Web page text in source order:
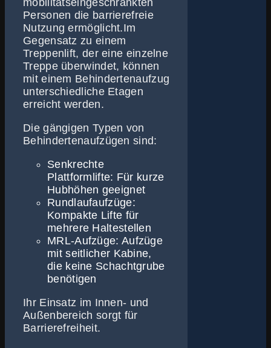
mobilitätseingeschränkten
Personen die barrierefreie
Nutzung ermöglicht.Im
Gegensatz zu einem
Treppenlift, der eine einzelne
Treppe überwindet, können
mit einem Behindertenaufzug
unterschiedliche Etagen
erreicht werden.
Die gängigen Typen von
Behindertenaufzügen sind:
Senkrechte
Plattformlifte: Für kurze
Hubhöhen geeignet
Rundlaufaufzüge:
Kompakte Lifte für
mehrere Haltestellen
MRL-Aufzüge: Aufzüge
mit seitlicher Kabine,
die keine Schachtgrube
benötigen
Ihr Einsatz im Innen- und
Außenbereich sorgt für
Barrierefreiheit.